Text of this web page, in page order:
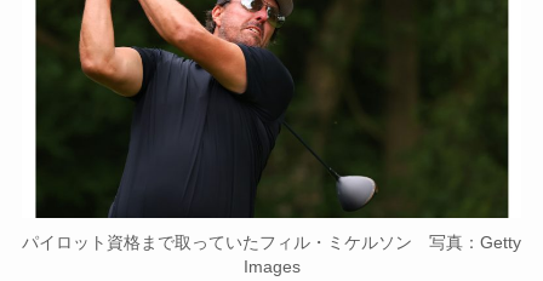
パイロット資格まで取っていたフィル・ミケルソン 写真：Getty
Images